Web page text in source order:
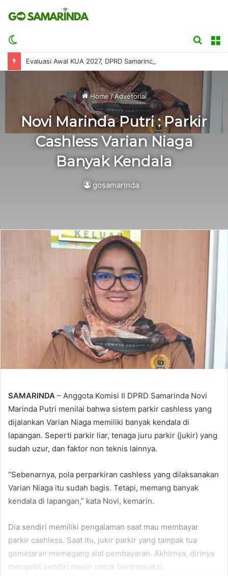
skin
Search
for
Home/Advetorial
Novi Marinda Putri : Parkir
Cashless Varian Niaga
Banyak Kendala
gosamarinda
SAMARINDA – Anggota Komisi II DPRD Samarinda Novi
Marinda Putri menilai bahwa sistem parkir cashless yang
dijalankan Varian Niaga memiliki banyak kendala di
lapangan. Seperti parkir liar, tenaga juru parkir (jukir) yang
sudah uzur, dan faktor non teknis lainnya.
“Sebenarnya, pola perparkiran cashless yang dilaksanakan
Varian Niaga itu sudah bagis. Tetapi, memang banyak
kendala di lapangan,” kata Novi, kemarin.
Dia sendiri memiliki pengalaman saat mau membayar
parkir cashless. Saat itu, jukir parkir yang tampak tua
gemetaran memegang alat pembayaran. Akhirnya, dirinya
mengetik sendiri mesin untuk bertransaksi.